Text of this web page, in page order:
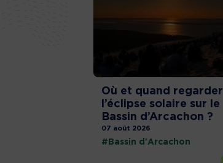
Où et quand regarder
l’éclipse solaire sur le
Bassin d’Arcachon ?
07 août 2026
#Bassin d'Arcachon